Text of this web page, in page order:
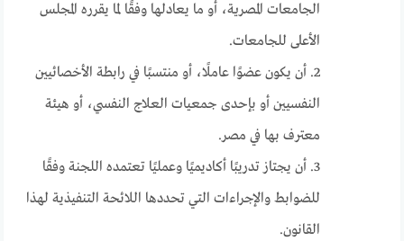
الجامعات المصرية، أو ما يعادلها وفقًا لما يقرره المجلس
الأعلى للجامعات.
2. أن يكون عضوًا عاملًا، أو منتسبًا في رابطة الأخصائيين
النفسيين أو بإحدى جمعيات العلاج النفسي، أو هيئة
معترف بها في مصر.
3. أن يجتاز تدريبًا أكاديميًا وعمليًا تعتمده اللجنة وفقًا
للضوابط والإجراءات التي تحددها اللائحة التنفيذية لهذا
القانون.